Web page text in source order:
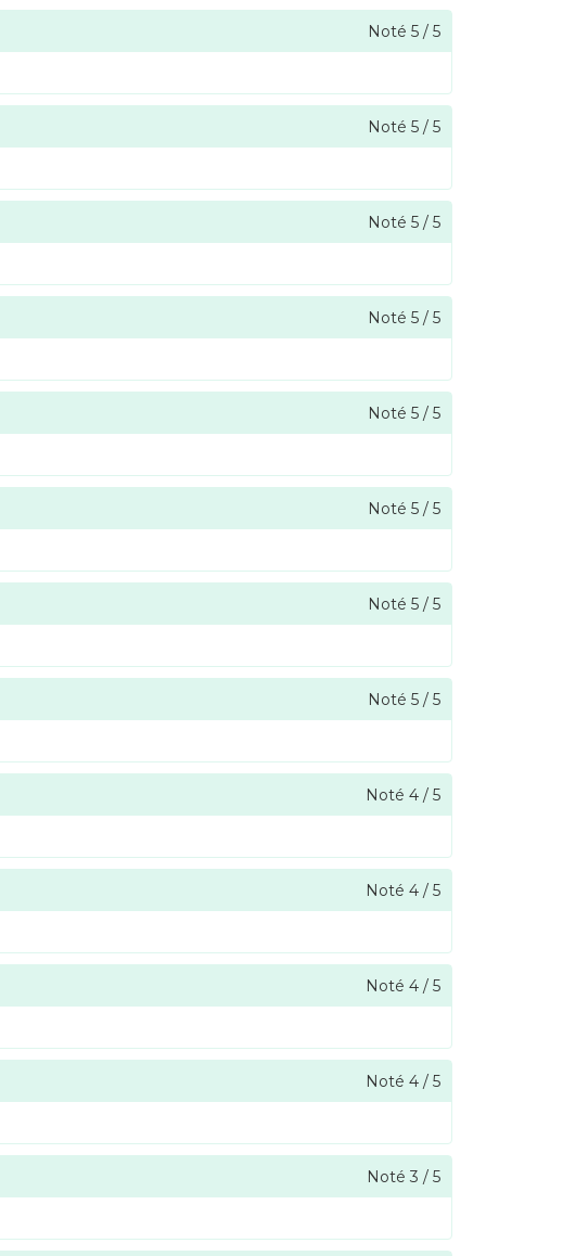
Noté 5 / 5
Noté 5 / 5
Noté 5 / 5
Noté 5 / 5
Noté 5 / 5
Noté 5 / 5
Noté 5 / 5
Noté 5 / 5
Noté 4 / 5
Noté 4 / 5
Noté 4 / 5
Noté 4 / 5
Noté 3 / 5